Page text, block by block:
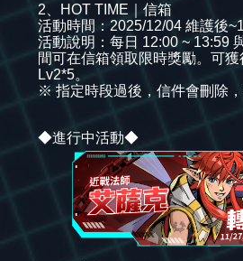
2、HOT TIME｜信箱
活動時間：2025/12/04 維護後
活動說明：每日 12:00 ~ 13:59
間可在信箱領取限時獎勵。可
Lv2*5。
※ 指定時段過後，信件會刪除，
◆進行中活動◆